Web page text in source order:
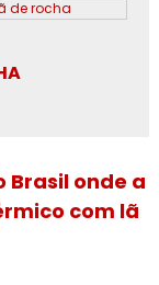
no rj
Brasil onde a
com lã